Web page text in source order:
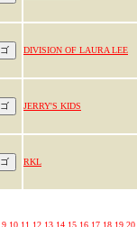
DIVISION OF LAURA LEE
JERRY'S KIDS
RKL
9 10 11 12 13 14 15 16 17 18 19 20